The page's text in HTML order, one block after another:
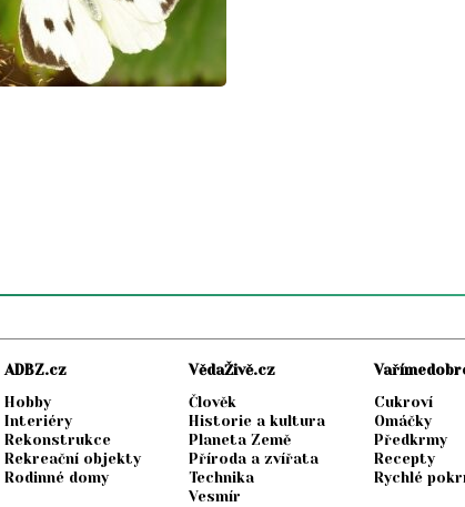
ADBZ.cz
Hobby
Interiéry
Rekonstrukce
Rekreační objekty
Rodinné domy
VědaŽivě.cz
Člověk
Historie a kultura
Planeta Země
Příroda a zvířata
Technika
Vesmír
Cukroví
Omáčky
Předkrmy
Recepty
Rychlé